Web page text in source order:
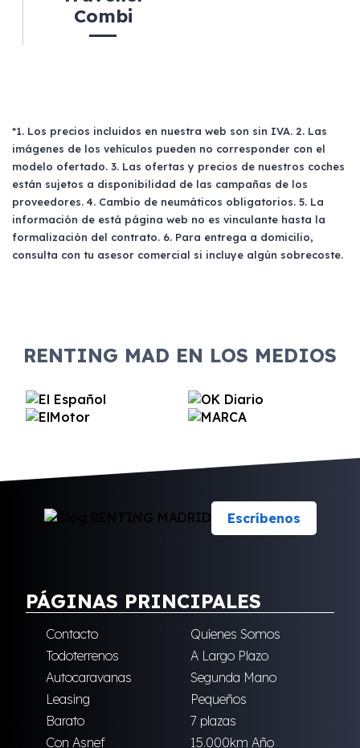
Combi
*1. Los precios incluidos en nuestra web son sin IVA. 2. Las
imágenes de los vehículos pueden no corresponder con el
modelo ofertado. 3. Las ofertas y precios de nuestros coches
están sujetos a disponibilidad de las campañas de los
proveedores. 4. Cambio de neumáticos obligatorios. 5. La
información de está página web no es vinculante hasta la
formalización del contrato. 6. Para entrega a domicilio,
consulta con tu asesor comercial si incluye algún sobrecoste.
RENTING MAD EN LOS MEDIOS
Escríbenos
PÁGINAS PRINCIPALES
Contacto
Quienes Somos
Todoterrenos
A Largo Plazo
Autocaravanas
Segunda Mano
Leasing
Pequeños
Barato
7 plazas
Con Asnef
15.000km Año